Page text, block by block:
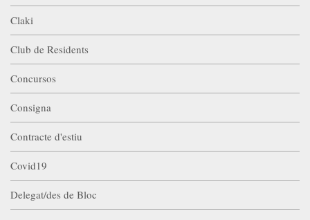
Claki
Club de Residents
Concursos
Consigna
Contracte d'estiu
Covid19
Delegat/des de Bloc